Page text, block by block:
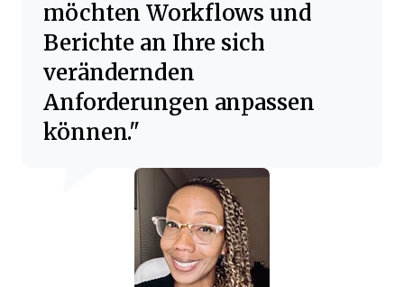
möchten Workflows und
Berichte an Ihre sich
verändernden
Anforderungen anpassen
können.